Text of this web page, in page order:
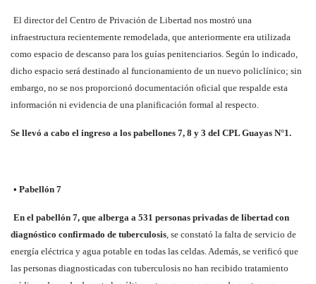
El director del Centro de Privación de Libertad nos mostró una
infraestructura recientemente remodelada, que anteriormente era utilizada
como espacio de descanso para los guías penitenciarios. Según lo indicado,
dicho espacio será destinado al funcionamiento de un nuevo policlínico; sin
embargo, no se nos proporcionó documentación oficial que respalde esta
información ni evidencia de una planificación formal al respecto.
Se llevó a cabo el ingreso a los pabellones 7, 8 y 3 del CPL Guayas N°1.
• Pabellón 7
En el pabellón 7, que alberga a 531 personas privadas de libertad con
diagnóstico confirmado de tuberculosis, se constató la falta de servicio de
energía eléctrica y agua potable en todas las celdas. Además, se verificó que
las personas diagnosticadas con tuberculosis no han recibido tratamiento